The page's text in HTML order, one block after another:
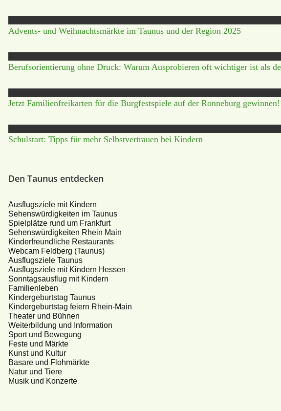
Advents- und Weihnachtsmärkte im Taunus und der Region 2025
Berufsorientierung ohne Druck: Warum Ausprobieren oft wichtiger ist als
Jetzt Familienfreikarten für die Burgfestspiele auf der Ronneburg gewinnen!
Schulstart: Tipps für mehr Selbstvertrauen bei Kindern
Den Taunus entdecken
Ausflugsziele mit Kindern
Sehenswürdigkeiten im Taunus
Spielplätze rund um Frankfurt
Sehenswürdigkeiten Rhein Main
Kinderfreundliche Restaurants
Webcam Feldberg (Taunus)
Ausflugsziele Taunus
Ausflugsziele mit Kindern Hessen
Sonntagsausflug mit Kindern
Familienleben
Kindergeburtstag Taunus
Kindergeburtstag feiern Rhein-Main
Theater und Bühnen
Weiterbildung und Information
Sport und Bewegung
Feste und Märkte
Kunst und Kultur
Basare und Flohmärkte
Natur und Tiere
Musik und Konzerte